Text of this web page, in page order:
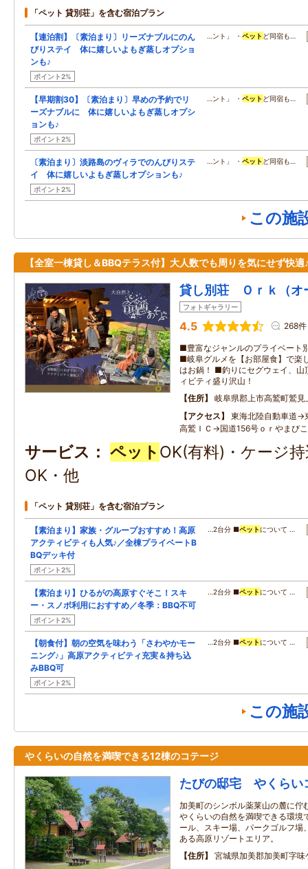
「ペット 貸別荘」を含む宿泊プラン
【連泊割】〔素泊まり〕リーズナブルにのん
びりステイ 体に嬉しいよもぎ蒸しオプショ
ンも♪
ポイント2%
…ント」 ・ペット ど同宿も…
【早期割30】〔素泊まり〕早めの予約でリ
ーズナブルに 体に嬉しいよもぎ蒸しオプシ
ョンも♪
ポイント2%
…ント」 ・ペット ど同宿も…
〔素泊まり〕淡路島のヴィラでのんびりステ
イ 体に嬉しいよもぎ蒸しオプションも♪
ポイント2%
…ント」 ・ペット ど同宿も…
この施
【全室一棟貸し＆BBQテラス付】大人数でも周りを気にせず快適
貸し別荘 Ｏｒｋ（オ
フォトギャラリー
4.5 268件
■豊富なジャンルのプライベート
■岐阜グルメを【お部屋食】で楽
はお鍋！ ■釣りにセグウェイ、山
ィビティ盛り沢山！
住所
岐阜県郡上市高鷲町鷲
アクセス
東海北陸自動車道→
高鷲ＩＣ→国道156号ｏｒやまび
サービス ペット OK(有料)・ケージ
OK・他
「ペット 貸別荘」を含む宿泊プラン
【素泊まり】家族・グループおすすめ！高原
アクティビティも人気♪／全棟プライベートB
BQデッキ付
ポイント2%
…2台分 ■ペット について …
【素泊まり】ひるがの高原すぐそこ！スキ
ー・スノボ利用におすすめ／冬季：BBQ不可
ポイント2%
…2台分 ■ペット について …
【朝食付】朝の空気を味わう「さわやかモー
ニング♪」高原アクティビティ充実＆持ち込
みBBQ可
ポイント2%
…2台分 ■ペット について …
この施
やくらいの自然を満喫できる12棟のコテージ
たびの邸宅 やくらい
加美町のシンボル薬莱山の麓に佇
やくらいの自然を満喫できる環境
ール、スキー場、パークゴルフ場
ある高原リゾートエリア。
住所
宮城県加美郡加美町字